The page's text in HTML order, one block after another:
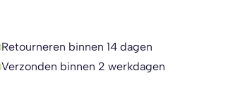
Retourneren binnen 14 dagen
Verzonden binnen 2 werkdagen